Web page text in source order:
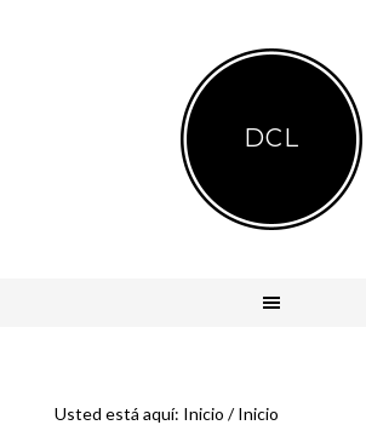
DCL
Usted está aquí: Inicio /Inicio